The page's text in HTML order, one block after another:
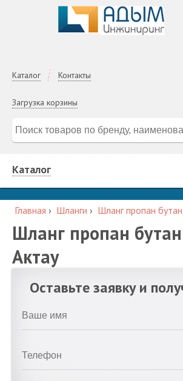
Каталог Контакты
Загрузка корзины
Каталог
Главная › Шланги › Шланг пропан
Шланг пропан
Актау
Оставьте заявку и